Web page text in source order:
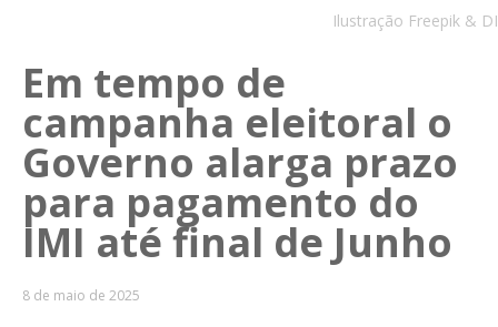
Ilustração Freepik & DI
Em tempo de
campanha eleitoral o
Governo alarga prazo
para pagamento do
IMI até final de Junho
8 de maio de 2025